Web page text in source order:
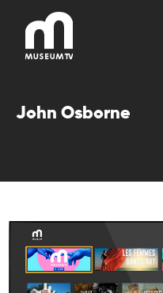
contenu
John Osborne